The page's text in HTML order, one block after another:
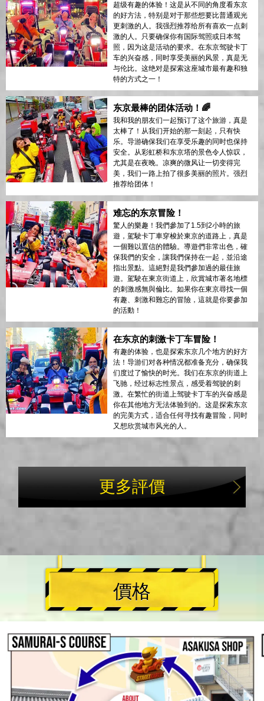
超级有趣的体验！这是从不同的角度看东京
的好方法，特别是对于那些想要比普通观光
更刺激的人。我强烈推荐给所有喜欢一点刺
激的人。只要确保你有国际驾照或日本驾
照，因为这是活动的要求。在东京驾驶卡丁
车的兴奋感，同时享受美丽的风景，真是无
与伦比。这绝对是探索这座城市最有趣和独
特的方式之一！
东京最棒的团体活动！🌈
我和我的朋友们一起预订了这个旅游，真是
太棒了！从我们开始的那一刻起，只有快
乐。导游确保我们在享受乐趣的同时也保持
安全。从彩虹桥和东京塔的景色令人惊叹，
尤其是在夜晚。凉爽的微风让一切变得完
美，我们一路上拍了很多美丽的照片。强烈
推荐给团体！
难忘的东京冒险！
驚人的樂趣！我們參加了1.5到2小時的旅
遊，駕駛卡丁車穿梭於東京的道路上，真是
一個難以置信的體驗。導遊們非常出色，確
保我們的安全，讓我們保持在一起，並沿途
指出景點。這絕對是我們參加過的最佳旅
遊。駕駛在東京街道上，欣賞城市著名地標
的刺激感無與倫比。如果你在東京尋找一個
有趣、刺激和難忘的冒險，這就是你要參加
的活動！
在东京的刺激卡丁车冒险！
有趣的体验，也是探索东京几个地方的好方
法！导游们对各种情况都准备充分，确保我
们度过了愉快的时光。我们在东京的街道上
飞驰，经过标志性景点，感受着驾驶的刺
激。在繁忙的街道上驾驶卡丁车的兴奋感是
你在其他地方无法体验到的。这是探索东京
的完美方式，适合任何寻找有趣冒险，同时
又想欣赏城市风光的人。
更多評價
價格